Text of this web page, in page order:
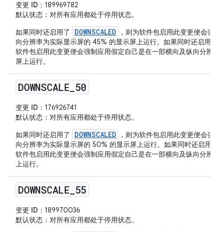
变更 ID ：189969782
默认状态 ：对所有应用都处于停用状态。
如果同时还启用了
DOWNSCALED
，则为软件包启用此变更便会
向分辨率为实际显示屏的 45% 的显示屏上运行。如果同时还启用
软件包启用此变更便会强制应用假定自己是在一部横向及纵向分辨
屏上运行。
DOWNSCALE 50
变更 ID ：176926741
默认状态 ：对所有应用都处于停用状态。
如果同时还启用了
DOWNSCALED
，则为软件包启用此变更便会
向分辨率为实际显示屏的 50% 的显示屏上运行。如果同时还启用
软件包启用此变更便会强制应用假定自己是在一部横向及纵向分
上运行。
DOWNSCALE 55
变更 ID ：189970036
默认状态 ：对所有应用都处于停用状态。